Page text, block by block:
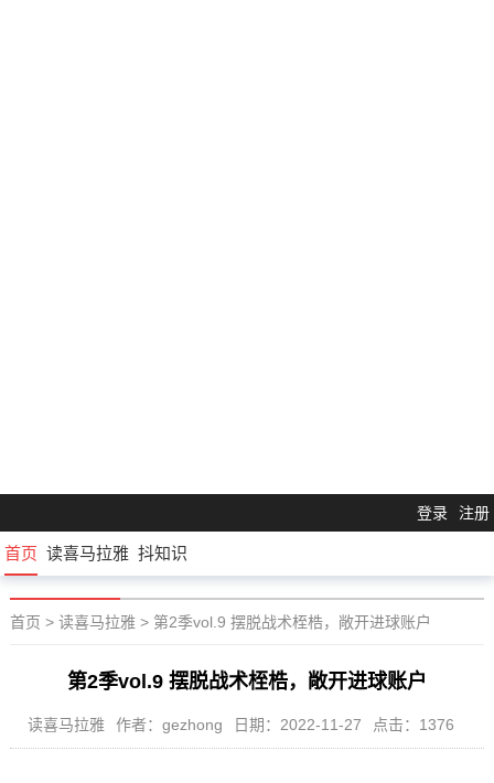
登录 注册
首页 读喜马拉雅 抖知识
首页 > 读喜马拉雅> 第2季vol.9 摆脱战术桎梏，敞开进球账户
第2季vol.9 摆脱战术桎梏，敞开进球账户
读喜马拉雅 作者：gezhong 日期：2022-11-27 点击：1376